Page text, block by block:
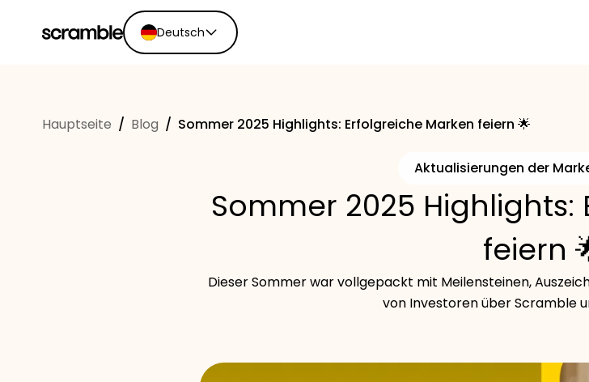
Deutsch
Español
Hauptseite / Blog / Sommer 2025 Highlights: Erfolgreiche Marken feiern 🌟
Aktualisierungen der
Sommer 2025
feiern
Dieser Sommer war vollgepackt mit Meilensteinen,
von Investoren über Scramble